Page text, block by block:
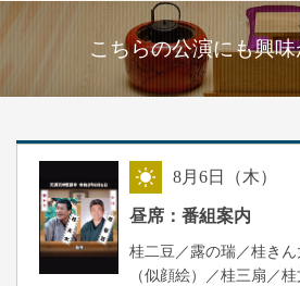
こちらの公演にも興
8月6日（木）
昼席：番組案内
桂二豆／露の瑞／桂き
（似顔絵）／桂三扇／